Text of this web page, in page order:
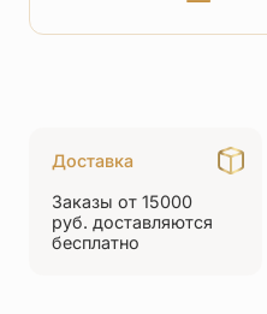
Доставка
Заказы от 15000
руб. доставляются
бесплатно